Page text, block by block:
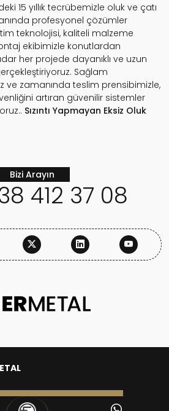
15 yıllık tecrübemizle oluk ve çatı
profesyonel çözümler
teknolojisi, kaliteli malzeme
ekibimizle konutlardan
her projede dayanıklı ve uzun
Sağlam
ve zamanında teslim prensibimizle,
artıran güvenilir sistemler
Sızıntı Yapmayan Eksiz Oluk
Bizi Arayın
412 37 08